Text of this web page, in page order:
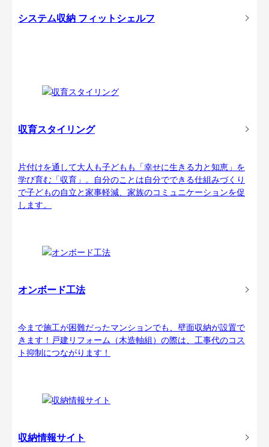
システム収納 フィットシェルフ
収育スタイリング
片付けを通して大人も子どもも「幸せに生きる力と知恵」を
学び育む「収育」。自分のことは自分でできる仕組みづくり
で子どもの自立と家事軽減、家族のコミュニケーションを促
します。
オンボード工法
今まで施工が困難だったマンションでも、壁面収納が設置で
きます！戸建リフォーム（木造軸組）の際は、工事代のコス
ト抑制につながります！
収納情報サイト